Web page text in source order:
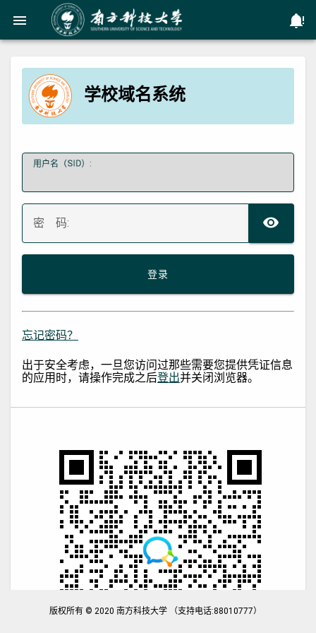
menu
学校域名系统
用户名（SID）:
密 码:
登录
忘记密码？
出于安全考虑，一旦您访问过那些需要您提供凭证信息
的应用时，请操作完成之后登出并关闭浏览器。
版权所有 © 2020 南方科技大学 （支持电话:88010777）